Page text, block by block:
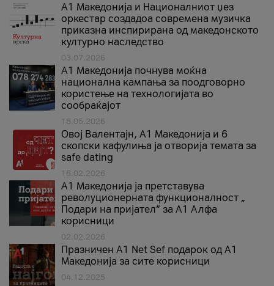
А1 Македонија и Националниот џез
оркестар создадоа современа музичка
приказна инспирирана од македонското
културно наследство
03.07.2026
A1 Македонија почнува моќна
национална кампања за поодговорно
користење на технологијата во
сообраќајот
18.05.2026
Овој Валентајн, A1 Македонија и 6
скопски кафулиња ја отворија темата за
safe dating
16.02.2026
А1 Македонија ја претставува
револуционерната функционалност „
Подари на пријател“ за А1 Алфа
корисници
02.02.2026
Празничен A1 Net Sеf подарок од А1
Македонија за сите корисници
04.12.2025